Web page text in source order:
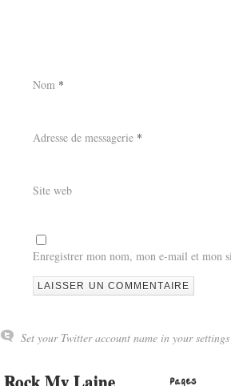
Nom *
Adresse de messagerie *
Site web
Enregistrer mon nom, mon e-mail et mon
Set your Twitter account name in your